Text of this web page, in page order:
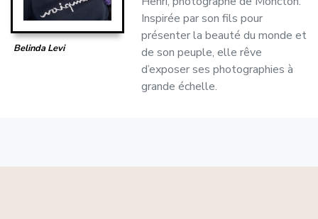
Belinda Levi
Inspirée par son fils pour
présenter la beauté du monde et
de son peuple, elle rêve
d’exposer ses photographies à
grande échelle.